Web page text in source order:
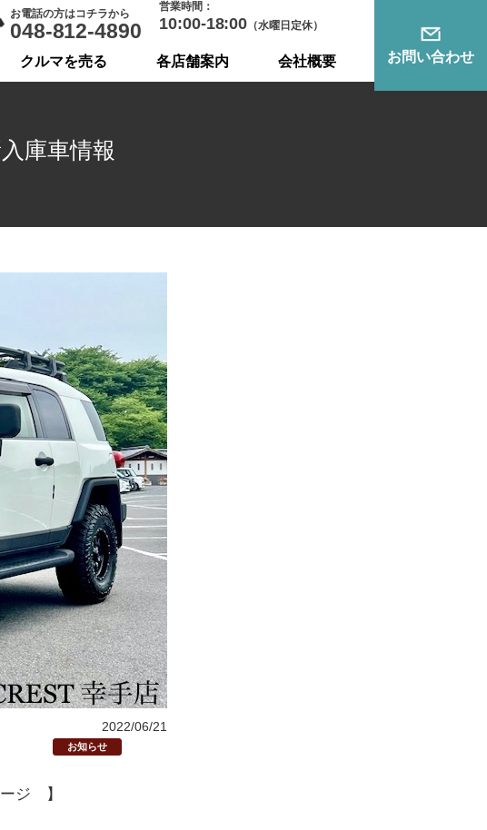
お電話の方はコチラから
048-812-4890
営業時間：
10:00-18:00 （水曜日定休）
クルマを売る 各店舗案内 会社概要 お問い合わせ
庫車情報
2022/06/21
お知らせ
ジ 】